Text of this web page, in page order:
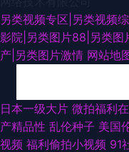
另类视频专区|另类视频
影院|另类图片88|另类图
产|另类图片激情 网站地
91官网视频在线播放 先锋Av
精品国产一二 性爱久久艹伊
日本一级大片 微拍福利
产精品性 乱伦种子 美国
视频 福利偷拍小视频 91